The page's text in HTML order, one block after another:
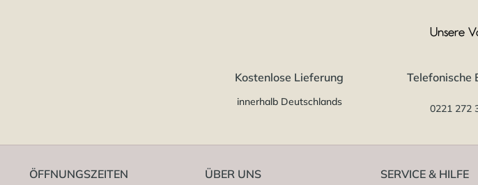
Unsere
Kostenlose Lieferung
innerhalb Deutschlands
Telefonische
0221 272
ÖFFNUNGSZEITEN ÜBER UNS SERVICE & HILFE